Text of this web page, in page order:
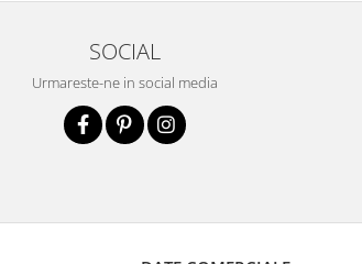
SOCIAL
Urmareste-ne in social media